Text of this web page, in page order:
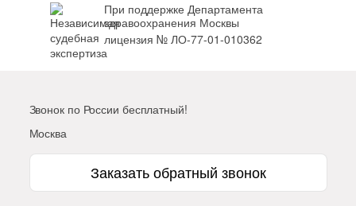
При поддержке Департамента
здравоохранения Москвы
лицензия № ЛО-77-01-010362
Звонок по России бесплатный!
Москва
Заказать обратный звонок